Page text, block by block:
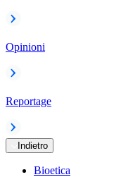
Opinioni
Reportage
Indietro
Bioetica